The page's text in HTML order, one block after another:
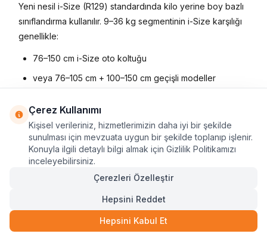
Yeni nesil i-Size (R129) standardında kilo yerine boy bazlı
sınıflandırma kullanılır. 9–36 kg segmentinin i-Size karşılığı
genellikle:
76–150 cm i-Size oto koltuğu
veya 76–105 cm + 100–150 cm geçişli modeller
76 cm'den itibaren iç kemer sistemiyle kullanılır
100 cm'den sonra araç emniyet kemerine geçiş yapar
150 cm boya kadar kullanım sunar
konumlandırması sağlar.
Çerez Kullanımı
Kişisel verileriniz, hizmetlerimizin daha iyi bir şekilde
sunulması için mevzuata uygun bir şekilde toplanıp işlenir.
Konuyla ilgili detaylı bilgi almak için Gizlilik Politikamızı
inceleyebilirsiniz.
Çerezleri Özelleştir
Hepsini Reddet
Hepsini Kabul Et
Anasayfa Sepet Kategoriler Siparişlerim Hesabım